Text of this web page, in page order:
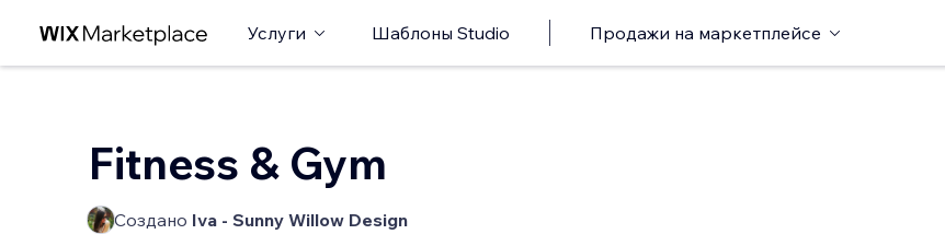
Услуги Шаблоны Studio Продажи на маркетплейсе
Fitness & Gym
Создано Iva - Sunny Willow Design